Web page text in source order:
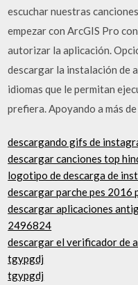
escuchar nuestras
empezar con ArcGIS Pro
autorizar la aplicación.
descargar la instalación de
idiomas que le permitan
prefiera. Apoyando a más
descargando gifs de
descargar canciones top
logotipo de descarga de
descargar parche pes 2016
descargar aplicaciones
2496824
descargar el verificador de
tgypgdj
tgypgdj